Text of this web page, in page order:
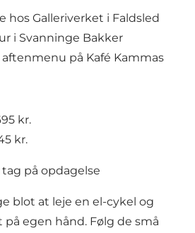
hos Galleriverket i Faldsled
i Svanninge Bakker
på Kafé Kammas
kr.
kr.
på opdagelse
blot at leje en el-cykel og
egen hånd. Følg de små